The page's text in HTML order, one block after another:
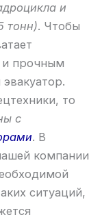
и
тонн). Чтобы
и прочным
то
с
. В
компании
ситуаций,